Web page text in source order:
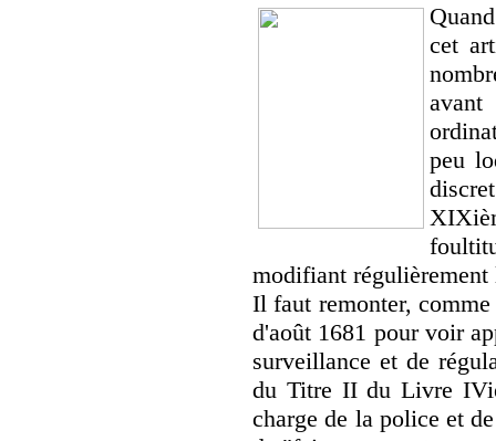
cet
peu
modifiant
Il faut remonter,
d'août 1681 pour voir
surveillance et de
du Titre II du Livre
charge de la police et